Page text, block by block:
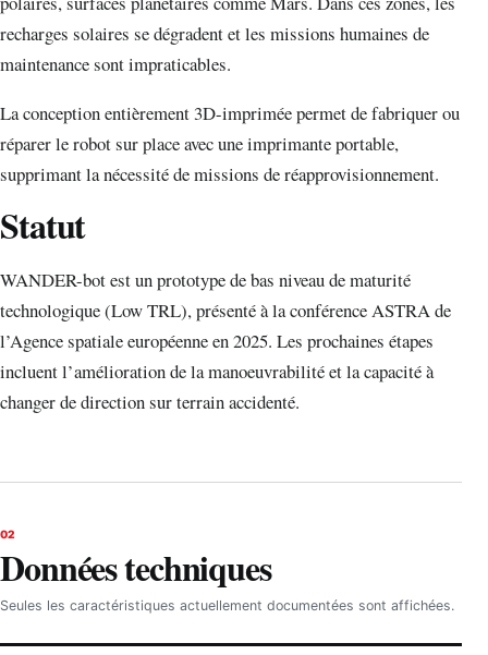
recharges solaires se dégradent et les missions humaines de
maintenance sont impraticables.
La conception entièrement 3D-imprimée permet de fabriquer ou
réparer le robot sur place avec une imprimante portable,
supprimant la nécessité de missions de réapprovisionnement.
Statut
WANDER-bot est un prototype de bas niveau de maturité
technologique (Low TRL), présenté à la conférence ASTRA de
l’Agence spatiale européenne en 2025. Les prochaines étapes
incluent l’amélioration de la manoeuvrabilité et la capacité à
changer de direction sur terrain accidenté.
02
Données techniques
Seules les caractéristiques actuellement documentées sont affichées.